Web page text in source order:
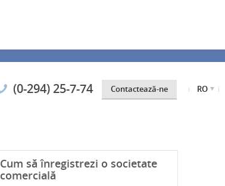
(0-294) 25-7-74 Contactează-ne RO
Cum să înregistrezi o societate
comercială